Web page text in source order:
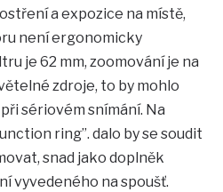
a expozice na místě,
není ergonomicky
je 62 mm, zoomování je na
zdroje, to by mohlo
sériovém snímání. Na
ring”. dalo by se soudit
snad jako doplněk
vyvedeného na spoušť.